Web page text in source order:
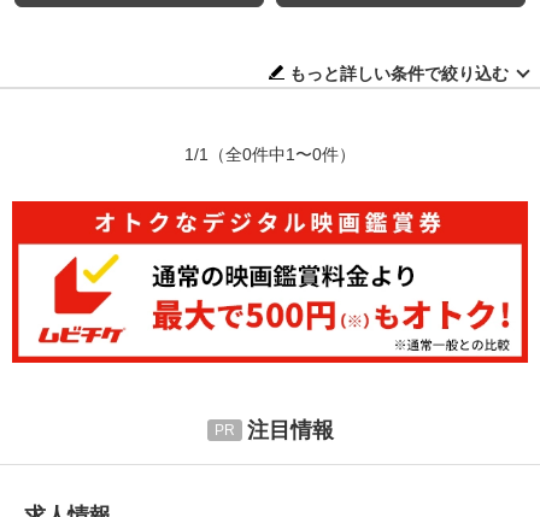
もっと詳しい条件で絞り込む
1/1 （全0件中1〜0件）
注目情報